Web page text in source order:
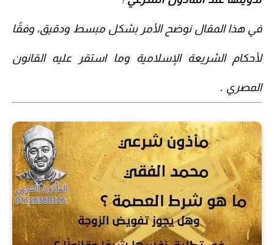
في هذا المقال نوضح الأمر بشكل مبسط ودقيق، وفقًا
لأحكامالشريعة الإسلامية وما استقر عليهالقانون
المصري .